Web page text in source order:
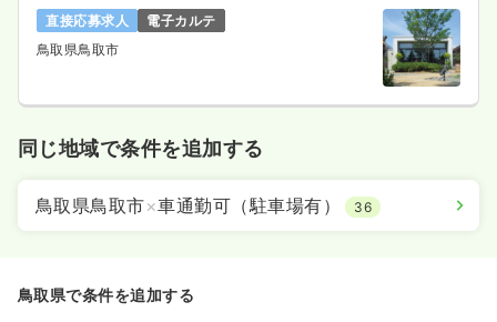
直接応募求人
電子カルテ
鳥取県鳥取市
同じ地域で条件を追加する
鳥取県鳥取市×車通勤可（駐車場有） 36
鳥取県で条件を追加する